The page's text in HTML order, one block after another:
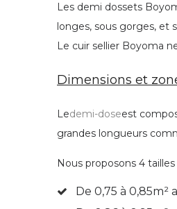
Les demi dossets
longes, sous gorges, et
Le cuir sellier Boyoma
Dimensions et
Ledemi-doseest
grandes longueurs
Nous proposons 4
De 0,75 à 0,85m²